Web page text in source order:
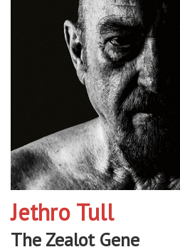
Jethro Tull
The Zealot Gene